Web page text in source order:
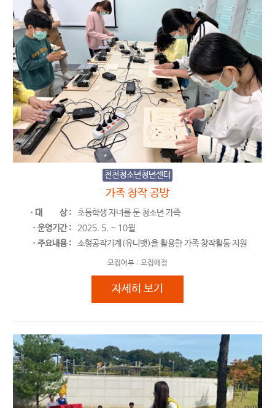
천천청소년청년센터
가족 창작 공방
ㆍ대 상 :
초등학생 자녀를 둔 청소년 가족
ㆍ운영기간 :
2025. 5. ~ 10월
ㆍ주요내용 :
소형공작기계(유니맷)을 활용한 가족 창작활동 지원
모집여부 : 모집예정
가족 창작 공방
자세히 보기